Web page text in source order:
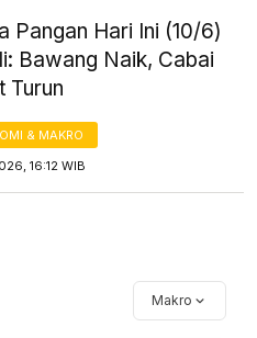
Pangan Hari Ini (10/6)
Bawang Naik, Cabai
Turun
& MAKRO
16:12 WIB
Makro